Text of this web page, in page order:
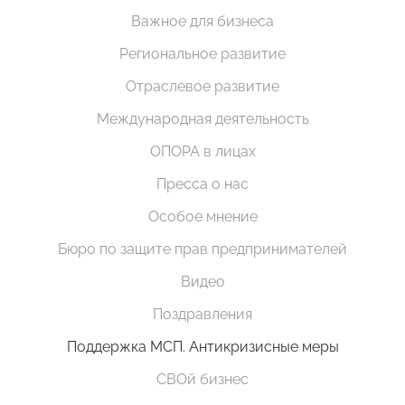
Важное для бизнеса
Региональное развитие
Отраслевое развитие
Международная деятельность
ОПОРА в лицах
Пресса о нас
Особое мнение
Бюро по защите прав предпринимателей
Видео
Поздравления
Поддержка МСП. Антикризисные меры
СВОй бизнес